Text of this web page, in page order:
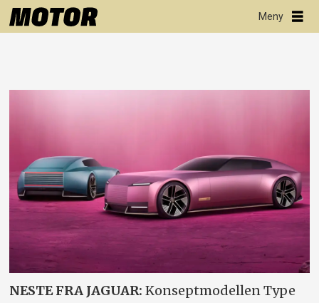
NESTE FRA JAGUAR: Konseptmodellen Type